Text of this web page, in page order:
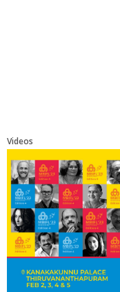
Videos